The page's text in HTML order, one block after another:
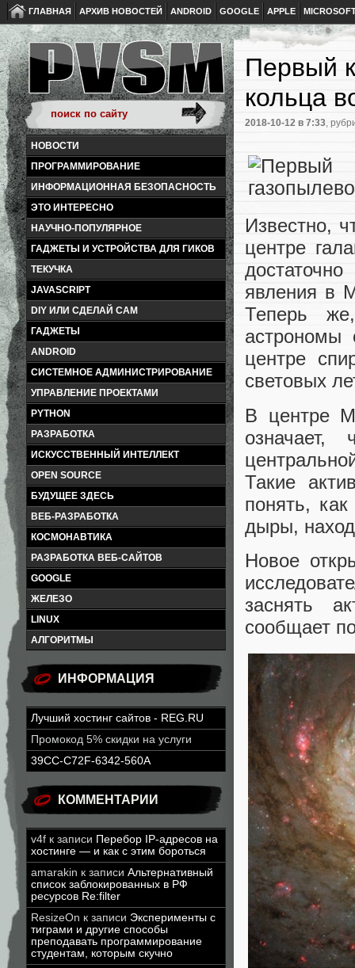
ГЛАВНАЯ АРХИВ НОВОСТЕЙ ANDROID GOOGLE APPLE
НОВОСТИ
ПРОГРАММИРОВАНИЕ
ИНФОРМАЦИОННАЯ БЕЗОПАСНОСТЬ
ЭТО ИНТЕРЕСНО
НАУЧНО-ПОПУЛЯРНОЕ
ГАДЖЕТЫ И УСТРОЙСТВА ДЛЯ ГИКОВ
ТЕКУЧКА
JAVASCRIPT
DIY ИЛИ СДЕЛАЙ САМ
ГАДЖЕТЫ
ANDROID
СИСТЕМНОЕ АДМИНИСТРИРОВАНИЕ
УПРАВЛЕНИЕ ПРОЕКТАМИ
PYTHON
РАЗРАБОТКА
ИСКУССТВЕННЫЙ ИНТЕЛЛЕКТ
OPEN SOURCE
БУДУЩЕЕ ЗДЕСЬ
ВЕБ-РАЗРАБОТКА
КОСМОНАВТИКА
РАЗРАБОТКА ВЕБ-САЙТОВ
GOOGLE
ЖЕЛЕЗО
LINUX
АЛГОРИТМЫ
ИНФОРМАЦИЯ
Лучший хостинг сайтов - REG.RU
Промокод 5% скидки на услуги
39CC-C72F-6342-560A
КОММЕНТАРИИ
v4f к записи Перебор IP-адресов на
хостинге — и как с этим бороться
amarakin к записи Альтернативный
список заблокированных в РФ
ресурсов Re:filter
ResizeOn к записи Эксперименты с
тиграми и другие способы
преподавать программирование
студентам, которым скучно
Первый
кольца
2018-10-12 в 7:33,
Известно,
центре
явления в
Теперь
астрономы
центре
световых
В центре
Такие
понять,
дыры,
Новое
заснять
сообщает